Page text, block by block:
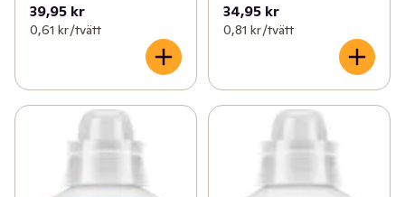
39,95 kr
0,61 kr /tvätt
34,95 kr
0,81 kr /tvätt